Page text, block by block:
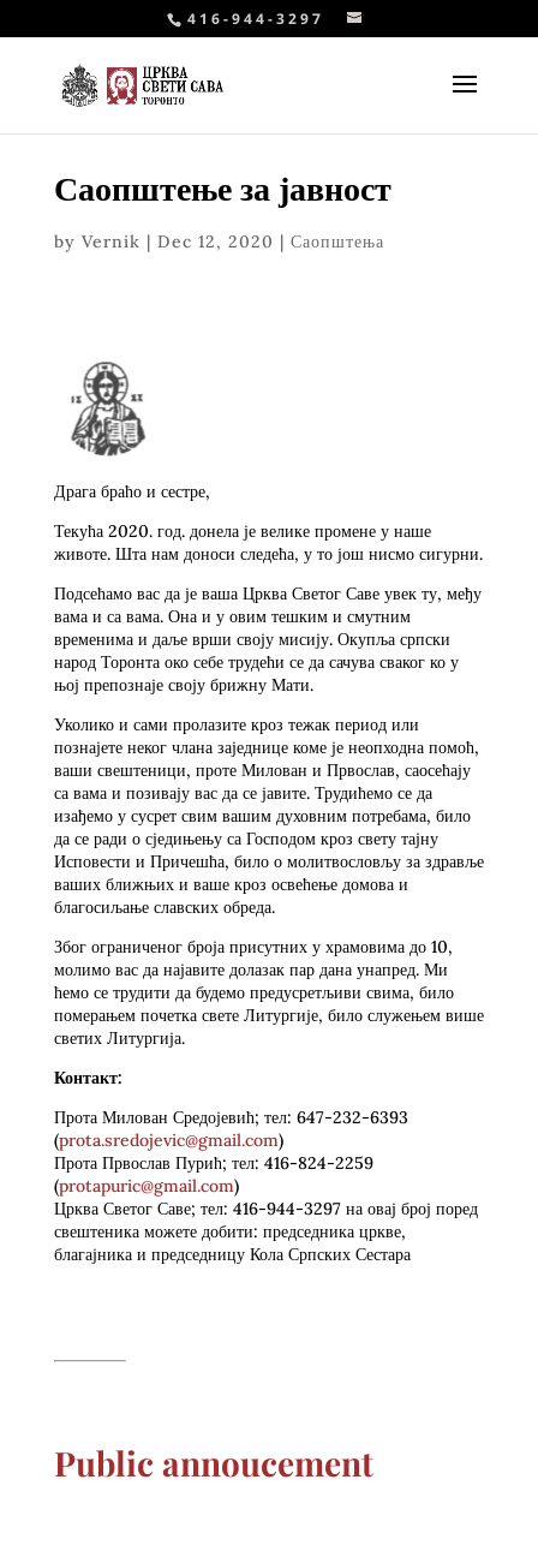
416-944-3297
Саопштење за јавност
by Vernik | Dec 12, 2020 | Саопштења
Драга браћо и сестре,
Текућа 2020. год. донела је велике промене у наше
животе. Шта нам доноси следећа, у то још нисмо сигурни.
Подсећамо вас да је ваша Црква Светог Саве увек ту, међу
вама и са вама. Она и у овим тешким и смутним
временима и даље врши своју мисију. Окупља српски
народ Торонта око себе трудећи се да сачува сваког ко у
њој препознаје своју брижну Мати.
Уколико и сами пролазите кроз тежак период или
познајете неког члана заједнице коме је неопходна помоћ,
ваши свештеници, проте Милован и Првослав, саосећају
са вама и позивају вас да се јавите. Трудићемо се да
изађемо у сусрет свим вашим духовним потребама, било
да се ради о сједињењу са Господом кроз свету тајну
Исповести и Причешћа, било о молитвословљу за здравље
ваших ближњих и ваше кроз освећење домова и
благосиљање славских обреда.
Због ограниченог броја присутних у храмовима до 10,
молимо вас да најавите долазак пар дана унапред. Ми
ћемо се трудити да будемо предусретљиви свима, било
померањем почетка свете Литургије, било служењем више
светих Литургија.
Контакт:
Прота Милован Средојевић; тел: 647-232-6393
(prota.sredojevic@gmail.com)
Прота Првослав Пурић; тел: 416-824-2259
(protapuric@gmail.com)
Црква Светог Саве; тел: 416-944-3297 на овај број поред
свештеника можете добити: председника цркве,
благајника и председницу Кола Српских Сестара
Public annoucement